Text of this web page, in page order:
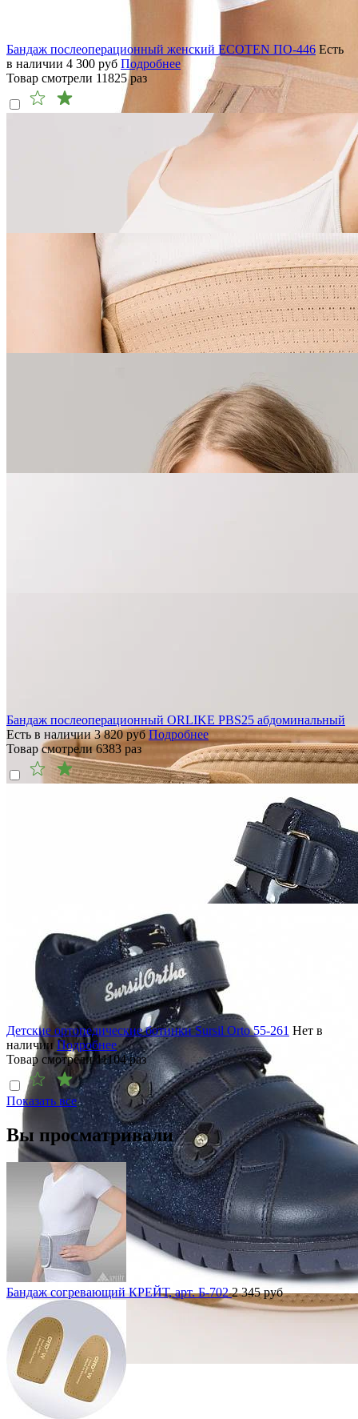
Бандаж послеоперационный женский ECOTEN ПО-446 Есть
в наличии 4 300 руб Подробнее
Товар смотрели 11825раз
Бандаж послеоперационный ORLIKE PBS25 абдоминальный
Есть в наличии 3 820руб Подробнее
Товар смотрели 6383 раз
Детские ортопедические ботинки Sursil Orto 55-261 Нет в
наличии Подробнее
Товар смотрели11104раз
Показать все
Вы просматривали
Бандаж согревающий КРЕЙТ, арт. Б-7022 345руб